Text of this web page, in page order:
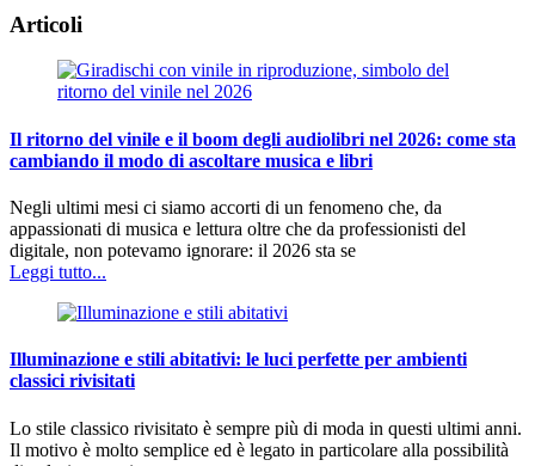
Articoli
Il ritorno del vinile e il boom degli audiolibri nel 2026: come sta
cambiando il modo di ascoltare musica e libri
Negli ultimi mesi ci siamo accorti di un fenomeno che, da
appassionati di musica e lettura oltre che da professionisti del
digitale, non potevamo ignorare: il 2026 sta se
Leggi tutto...
Illuminazione e stili abitativi: le luci perfette per ambienti
classici rivisitati
Lo stile classico rivisitato è sempre più di moda in questi ultimi anni.
Il motivo è molto semplice ed è legato in particolare alla possibilità